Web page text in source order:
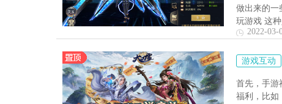
做出来的一
玩游戏 这
2022-03-
游戏互动
首先，手游
福利，比如